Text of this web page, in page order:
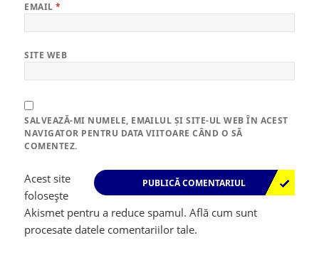
EMAIL*
SITE WEB
SALVEAZĂ-MI NUMELE, EMAILUL ȘI SITE-UL WEB ÎN ACEST
NAVIGATOR PENTRU DATA VIITOARE CÂND O SĂ
COMENTEZ.
Acest site
folosește
Akismet pentru a reduce spamul.Află cum sunt
procesate datele comentariilor tale.